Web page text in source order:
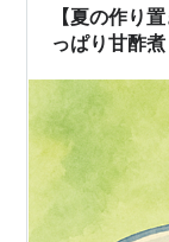
【夏の作り
っぱり甘酢